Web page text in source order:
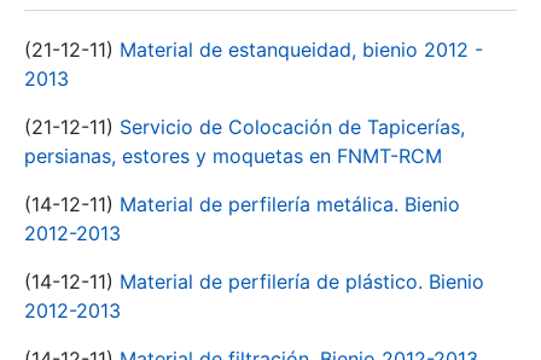
(21-12-11) Material de estanqueidad, bienio 2012 -
2013
(21-12-11) Servicio de Colocación de Tapicerías,
persianas, estores y moquetas en FNMT-RCM
(14-12-11) Material de perfilería metálica. Bienio
2012-2013
(14-12-11) Material de perfilería de plástico. Bienio
2012-2013